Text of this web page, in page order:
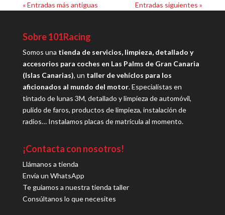
« Entradas más antiguas Entradas siguientes »
Sobre 101Racing
Somos una tienda de servicios, limpieza, detallado y
accesorios para coches en Las Palms de Gran Canaria
(Islas Canarias), un taller de vehíclos para los
aficionados al mundo del motor. Especialistas en
tintado de lunas 3M, detallado y limpieza de automóvil,
pulido de faros, productos de limpieza, instalación de
radios… Instalamos placas de matrícula al momento.
¡Contacta con nosotros!
Llámanos a tienda
Envía un WhatsApp
Te guiamos a nuestra tienda taller
Consúltanos lo que necesites